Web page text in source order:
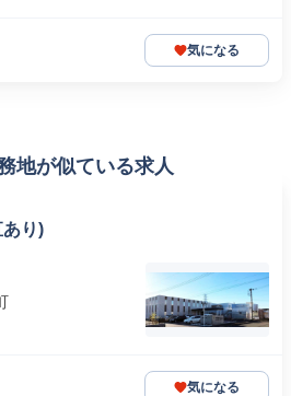
気になる
地が似ている求人
り)
気になる